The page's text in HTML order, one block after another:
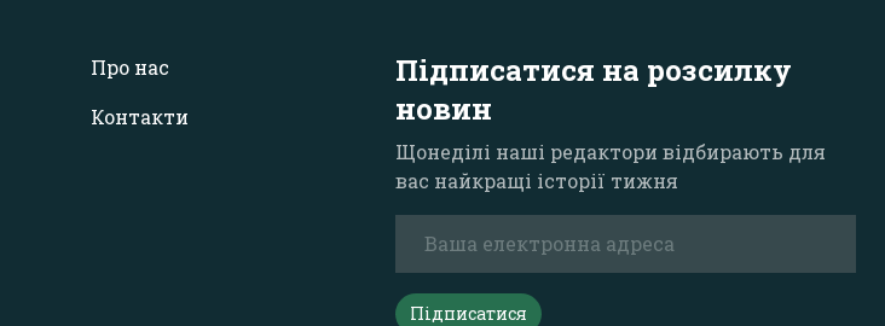
Про нас
Контакти
Підписатися на розсилку
новин
Щонеділі наші редактори відбирають для
вас найкращі історії тижня
Підписатися